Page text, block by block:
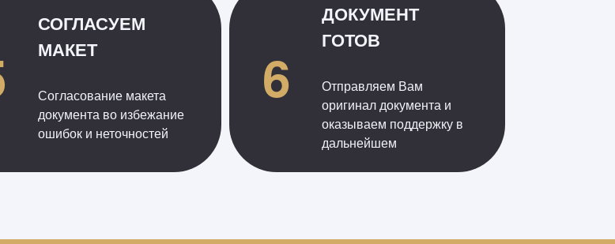
СОГЛАСУЕМ
МАКЕТ
Согласование макета
документа во избежание
ошибок и неточностей
6
ДОКУМЕНТ
ГОТОВ
Отправляем Вам
оригинал документа и
оказываем поддержку в
дальнейшем